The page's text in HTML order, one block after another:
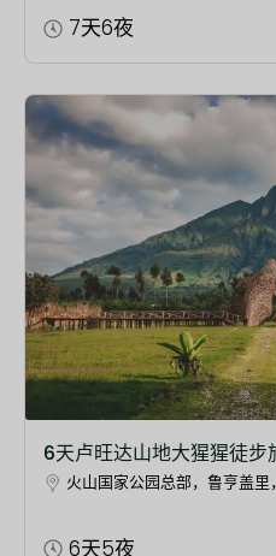
7天6夜
6天卢旺达山地大猩猩徒步
火山国家公园总部，鲁亨盖里
6天5夜